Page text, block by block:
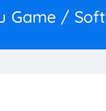
Game / Soft